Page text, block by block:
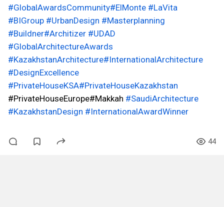
#GlobalAwardsCommunity#ElMonte #LaVita
#BIGroup #UrbanDesign #Masterplanning
#Buildner#Architizer #UDAD
#GlobalArchitectureAwards
#KazakhstanArchitecture#InternationalArchitecture
#DesignExcellence
#PrivateHouseKSA#PrivateHouseKazakhstan
#PrivateHouseEurope#Makkah #SaudiArchitecture
#KazakhstanDesign #InternationalAwardWinner
44